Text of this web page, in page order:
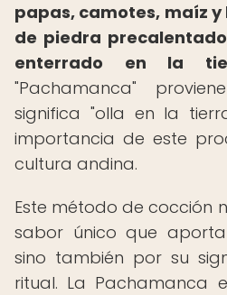
papas, camotes, maíz y
de piedra
enterrado en la
"Pachamanca"
significa "olla en la
importancia de este
cultura andina.
Este método de cocción
sabor único que
sino también por su
ritual. La Pachamanca